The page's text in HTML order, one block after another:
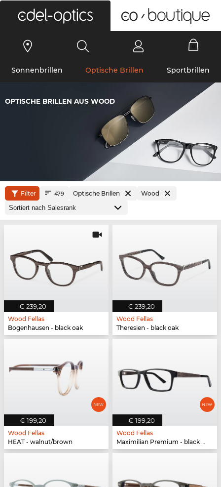
Sonnenbrillen Optische Brillen Sportbrillen
OPTISCHE BRILLEN AUS WOOD
Filter 479 Optische Brillen Wood
€ 239,20
Wood Fellas
Bogenhausen - black oak
€ 239,20
Wood Fellas
Theresien - black oak
€ 199,20
Wood Fellas
HEAT - walnut/brown
€ 199,20
Wood Fellas
Maximilian Premium - black oak/black